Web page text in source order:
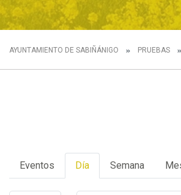
AYUNTAMIENTO DE SABIÑÁNIGO PRUEBAS
Eventos Día Semana